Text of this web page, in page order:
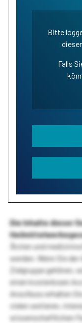
Bitte
Falls
Die Inhalte dieser
Ärzten und
werden. Wenn Sie
Zielgruppe gehören,
einen kostenlosen
Anschluss erhalten
vielen weiteren,
wissenschaftlichen